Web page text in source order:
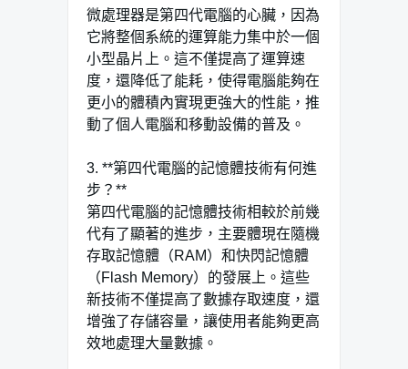
微處理器是第四代電腦的心臟，因為
它將整個系統的運算能力集中於一個
小型晶片上。這不僅提高了運算速
度，還降低了能耗，使得電腦能夠在
更小的體積內實現更強大的性能，推
動了個人電腦和移動設備的普及。
3. **第四代電腦的記憶體技術有何進
步？**
第四代電腦的記憶體技術相較於前幾
代有了顯著的進步，主要體現在隨機
存取記憶體（RAM）和快閃記憶體
（Flash Memory）的發展上。這些
新技術不僅提高了數據存取速度，還
增強了存儲容量，讓使用者能夠更高
效地處理大量數據。